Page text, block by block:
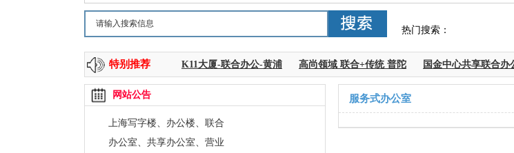
热门搜索：
特别推荐
时代金融-共享+传统面积 K11大厦-联合办公-黄浦 高尚领域 联合+传统 普陀 国金中心共享联合办公
服务式办公室
网站公告
上海写字楼、办公楼、联合
办公室、 共享办公室、营业